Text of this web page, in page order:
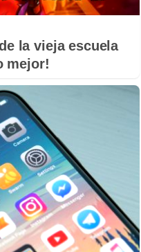
la vieja escuela
mejor!